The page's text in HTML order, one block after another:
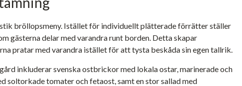
bröllopsmeny. Istället för individuellt plätterade förrätter ställer
gästerna delar med varandra runt borden. Detta skapar
pratar med varandra istället för att tysta beskåda sin egen tallrik.
inkluderar svenska ostbrickor med lokala ostar, marinerade och
soltorkade tomater och fetaost, samt en stor sallad med